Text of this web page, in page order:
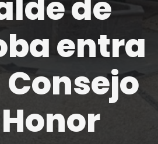
de
entra
Consejo